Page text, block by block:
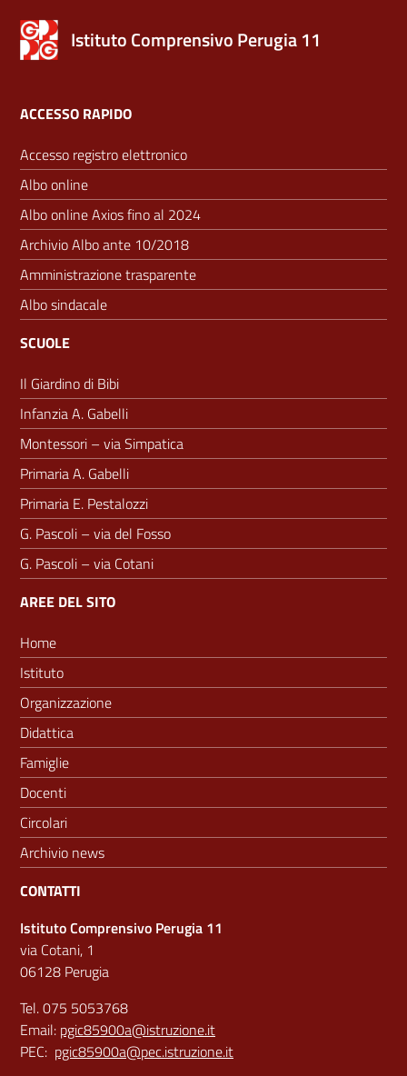
Istituto Comprensivo Perugia 11
ACCESSO RAPIDO
Accesso registro elettronico
Albo online
Albo online Axios fino al 2024
Archivio Albo ante 10/2018
Amministrazione trasparente
Albo sindacale
SCUOLE
Il Giardino di Bibi
Infanzia A. Gabelli
Montessori – via Simpatica
Primaria A. Gabelli
Primaria E. Pestalozzi
G. Pascoli – via del Fosso
G. Pascoli – via Cotani
AREE DEL SITO
Home
Istituto
Organizzazione
Didattica
Famiglie
Docenti
Circolari
Archivio news
CONTATTI
Istituto Comprensivo Perugia 11
via Cotani, 1
06128 Perugia
Tel. 075 5053768
Email: pgic85900a@istruzione.it
PEC: pgic85900a@pec.istruzione.it